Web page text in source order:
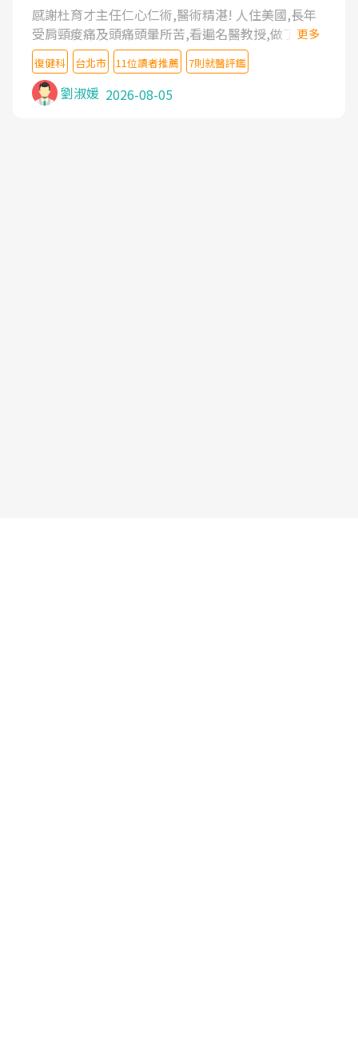
感謝杜育才主任仁心仁術,醫術精湛! 人住美國,長年
受肩頸痠痛及頭痛頭暈所苦,看遍名醫教授,做了各種
檢查,也嘗試過西醫打針,中醫針灸及物理徒手治療都
沒有用,後來連吃到嗎啡類止痛藥都效果有限,只是壓
症狀,沒多久就痛起來,多年失眠嚴重影響生活品質.
台灣親友介紹忠孝醫院杜育才主任是頸頭症候群專
更多
復健科 台北市 11位讀者推薦 7則就醫評鑑
劉淑媛 2026-08-05